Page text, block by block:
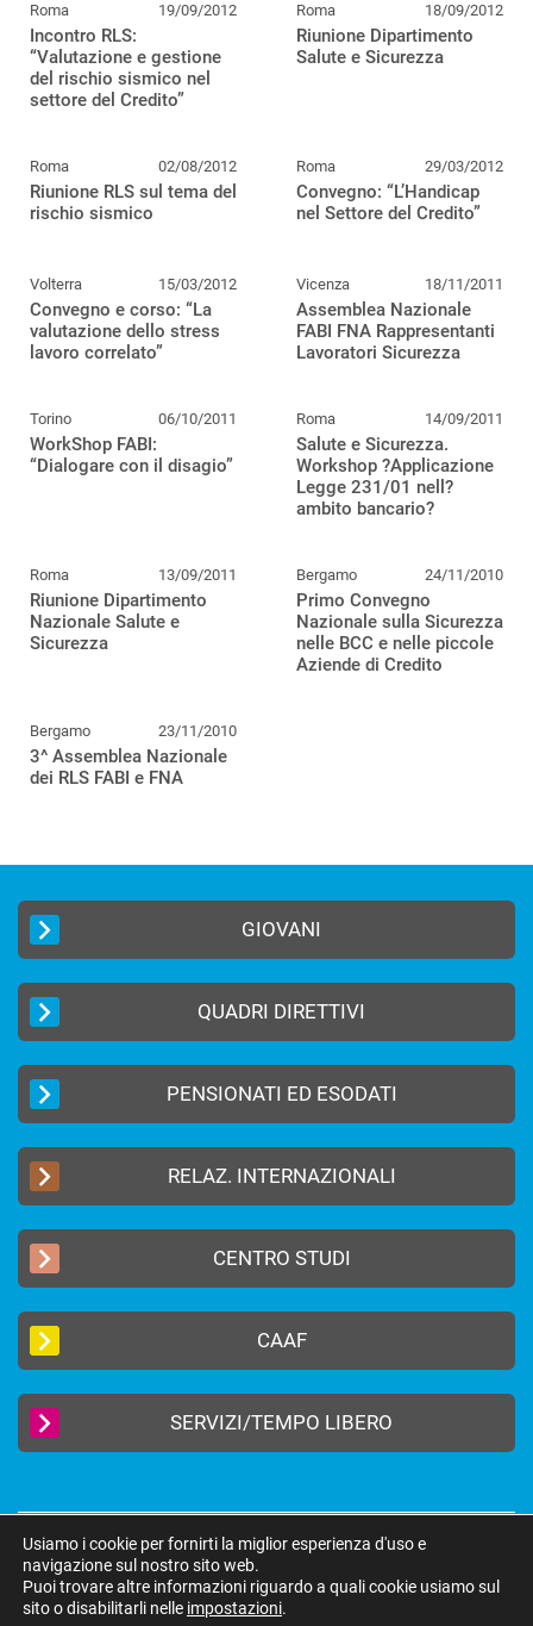
Roma 19/09/2012
Incontro RLS:
“Valutazione e gestione
del rischio sismico nel
settore del Credito”
Roma 18/09/2012
Riunione Dipartimento
Salute e Sicurezza
Roma 02/08/2012
Riunione RLS sul tema del
rischio sismico
Roma 29/03/2012
Convegno: “L’Handicap
nel Settore del Credito”
Volterra 15/03/2012
Convegno e corso: “La
valutazione dello stress
lavoro correlato”
Vicenza 18/11/2011
Assemblea Nazionale
FABI FNA Rappresentanti
Lavoratori Sicurezza
Torino 06/10/2011
WorkShop FABI:
“Dialogare con il disagio”
Roma 14/09/2011
Salute e Sicurezza.
Workshop ?Applicazione
Legge 231/01 nell?
ambito bancario?
Roma 13/09/2011
Riunione Dipartimento
Nazionale Salute e
Sicurezza
Bergamo 24/11/2010
Primo Convegno
Nazionale sulla Sicurezza
nelle BCC e nelle piccole
Aziende di Credito
Bergamo 23/11/2010
3^ Assemblea Nazionale
dei RLS FABI e FNA
GIOVANI
QUADRI DIRETTIVI
PENSIONATI ED ESODATI
RELAZ. INTERNAZIONALI
CENTRO STUDI
CAAF
SERVIZI/TEMPO LIBERO
2019 © FEDERAZIONE AUTONOMA BANCARI ITALIANI –Privacy Policy
Cookie Policy
federazione@fabi.it
| Via Tevere 46, 00198 Roma | Tel 06 8415751 | Fax 06
Usiamo i cookie per fornirti la miglior esperienza d'uso e
navigazione sul nostro sito web.
Puoi trovare altre informazioni riguardo a quali cookie usiamo sul
sito o disabilitarli nelle impostazioni.